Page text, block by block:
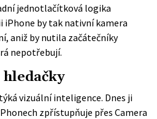
jednotlačítková logika
iPhone by tak nativní kamera
aniž by nutila začátečníky
nepotřebují.
vizuální inteligence. Dnes ji
zpřístupňuje přes Camera